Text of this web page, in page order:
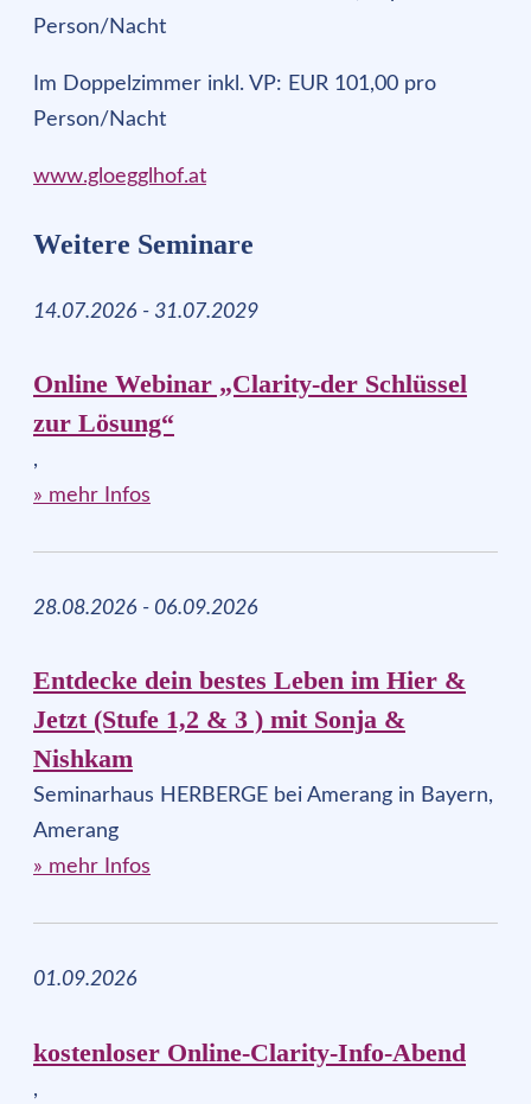
Person/Nacht
Im Doppelzimmer inkl. VP: EUR 101,00 pro
Person/Nacht
www.gloegglhof.at
Weitere Seminare
14.07.2026 - 31.07.2029
Online Webinar „Clarity-der Schlüssel
zur Lösung“
,
» mehr Infos
28.08.2026 - 06.09.2026
Entdecke dein bestes Leben im Hier &
Jetzt (Stufe 1,2 & 3 ) mit Sonja &
Nishkam
Seminarhaus HERBERGE bei Amerang in Bayern,
Amerang
» mehr Infos
01.09.2026
kostenloser Online-Clarity-Info-Abend
,